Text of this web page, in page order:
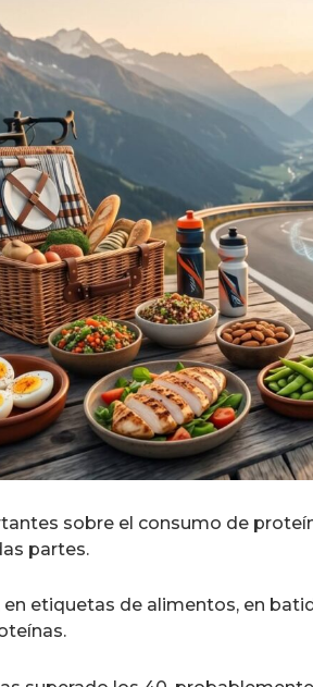
sobre el consumo de
partes.
en etiquetas de alimentos, en